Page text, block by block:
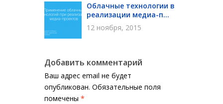
Облачные технологии в
реализации медиа-п...
12 ноября, 2015
Добавить комментарий
Ваш адрес email не будет
опубликован. Обязательные поля
помечены *